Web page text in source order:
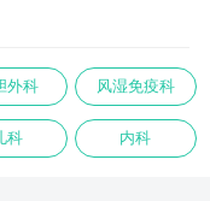
外科 风湿免疫科
科 内科